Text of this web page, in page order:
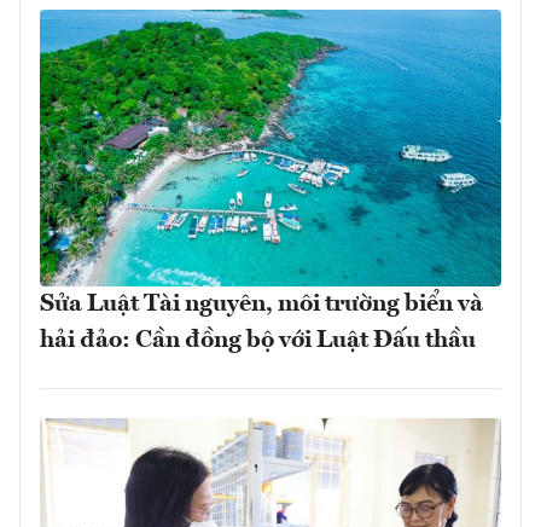
Sửa Luật Tài nguyên, môi trường biển và
hải đảo: Cần đồng bộ với Luật Đấu thầu